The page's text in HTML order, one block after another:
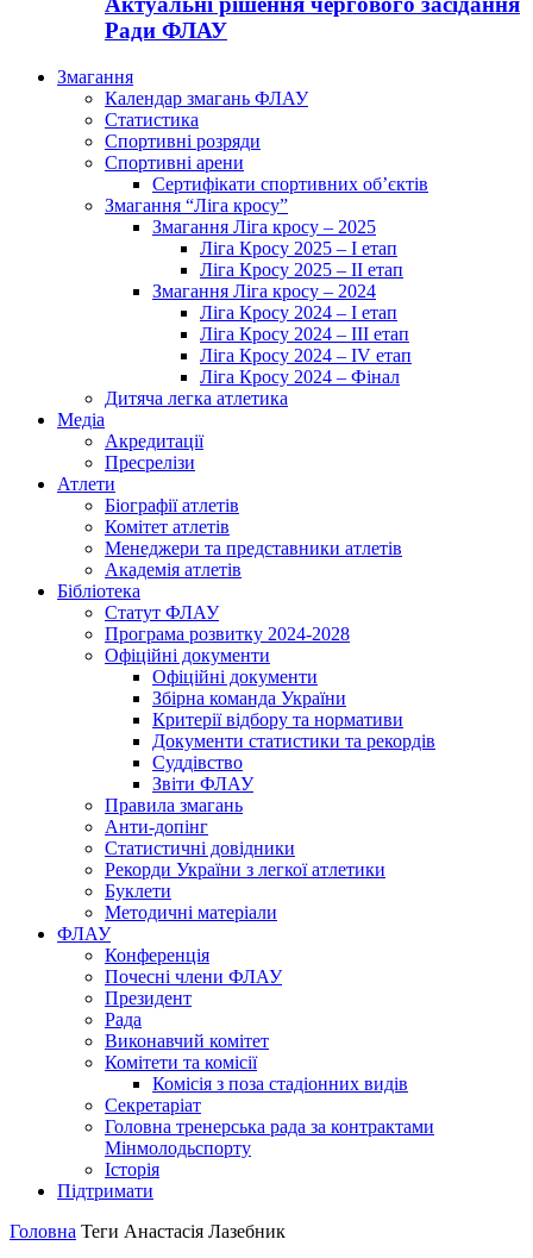
Ради ФЛАУ
Змагання
Календар змагань ФЛАУ
Статистика
Спортивні розряди
Спортивні арени
Сертифікати спортивних об’єктів
Змагання “Ліга кросу”
Змагання Ліга кросу – 2025
Ліга Кросу 2025 – I етап
Ліга Кросу 2025 – II етап
Змагання Ліга кросу – 2024
Ліга Кросу 2024 – I етап
Ліга Кросу 2024 – III етап
Ліга Кросу 2024 – IV етап
Ліга Кросу 2024 – Фінал
Дитяча легка атлетика
Медіа
Акредитації
Пресрелізи
Атлети
Біографії атлетів
Комітет атлетів
Менеджери та представники атлетів
Академія атлетів
Бібліотека
Статут ФЛАУ
Програма розвитку 2024-2028
Офіційні документи
Офіційні документи
Збірна команда України
Критерії відбору та нормативи
Документи статистики та рекордів
Суддівство
Звіти ФЛАУ
Правила змагань
Анти-допінг
Статистичні довідники
Рекорди України з легкої атлетики
Буклети
Методичні матеріали
ФЛАУ
Конференція
Почесні члени ФЛАУ
Президент
Рада
Виконавчий комітет
Комітети та комісії
Комісія з поза стадіонних видів
Секретаріат
Головна тренерська рада за контрактами
Мінмолодьспорту
Історія
Підтримати
Головна Теги Анастасія Лазебник